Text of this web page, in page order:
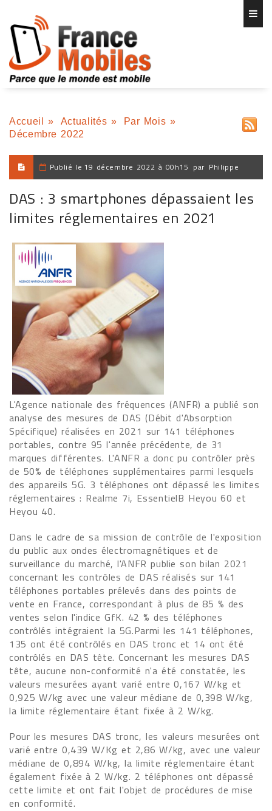
Accueil » Actualités » Par Mois »
Décembre 2022
Publié le 19 décembre 2022 à 00h15 par Philippe
DAS : 3 smartphones dépassaient les
limites réglementaires en 2021
L'Agence nationale des fréquences (ANFR) a publié son
analyse des mesures de DAS (Débit d'Absorption
Spécifique) réalisées en 2021 sur 141 téléphones
portables, contre 95 l'année précédente, de 31
marques différentes. L'ANFR a donc pu contrôler près
de 50% de téléphones supplémentaires parmi lesquels
des appareils 5G. 3 téléphones ont dépassé les limites
réglementaires : Realme 7i, EssentielB Heyou 60 et
Heyou 40.
Dans le cadre de sa mission de contrôle de l'exposition
du public aux ondes électromagnétiques et de
surveillance du marché, l'ANFR publie son bilan 2021
concernant les contrôles de DAS réalisés sur 141
téléphones portables prélevés dans des points de
vente en France, correspondant à plus de 85 % des
ventes selon l'indice GfK. 42 % des téléphones
contrôlés intégraient la 5G.Parmi les 141 téléphones,
135 ont été contrôlés en DAS tronc et 14 ont été
contrôlés en DAS tête. Concernant les mesures DAS
tête, aucune non-conformité n'a été constatée, les
valeurs mesurées ayant varié entre 0,167 W/kg et
0,925 W/kg avec une valeur médiane de 0,398 W/kg,
la limite réglementaire étant fixée à 2 W/kg.
Pour les mesures DAS tronc, les valeurs mesurées ont
varié entre 0,439 W/Kg et 2,86 W/kg, avec une valeur
médiane de 0,894 W/kg, la limite réglementaire étant
également fixée à 2 W/kg. 2 téléphones ont dépassé
cette limite et ont fait l'objet de procédures de mise
en conformité.